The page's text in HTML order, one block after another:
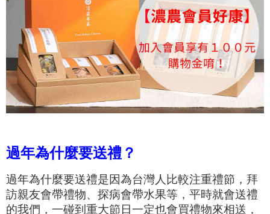
過年為什麼要送禮？
過年為什麼要送禮是因為台灣人比較注重禮節，拜
訪親友會帶禮物、探病會帶水果等， 平時就會送禮
的我們，一碰到 重大節日一定也會買禮物來相送，